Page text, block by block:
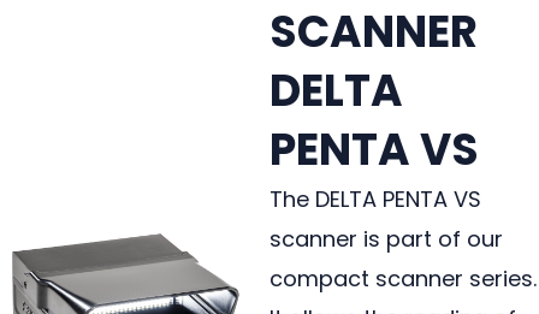
SCANNER
DELTA
PENTA VS
The DELTA PENTA VS
scanner is part of our
compact scanner series.